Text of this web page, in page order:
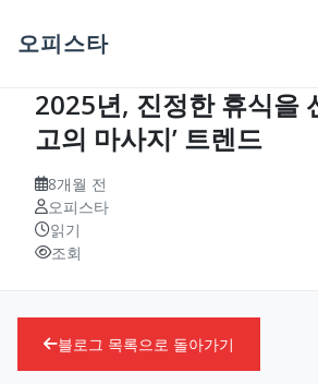
오피스타
2025년, 진정한 휴식을
고의 마사지’ 트렌드
8개월 전
오피스타
읽기
조회
블로그 목록으로 돌아가기